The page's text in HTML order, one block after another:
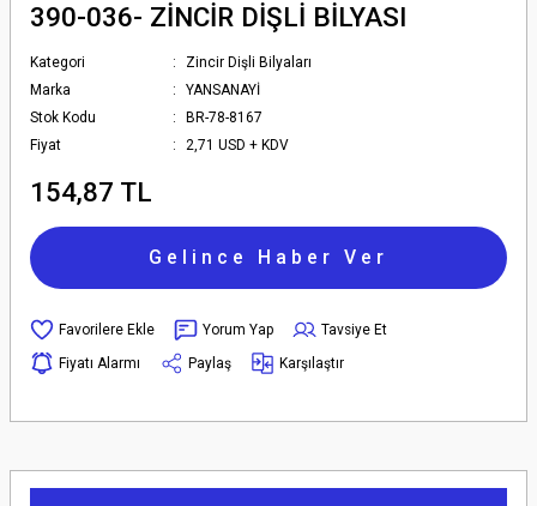
390-036- ZİNCİR DİŞLİ BİLYASI
Kategori
Zincir Dişli Bilyaları
Marka
YANSANAYİ
Stok Kodu
BR-78-8167
Fiyat
2,71 USD + KDV
154,87 TL
Gelince Haber Ver
Yorum Yap
Tavsiye Et
Fiyatı Alarmı
Paylaş Karşılaştır